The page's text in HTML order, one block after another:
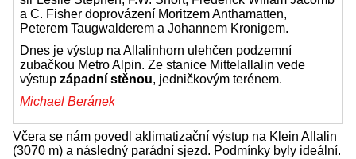
a C. Fisher doprovázení Moritzem Anthamatten,
Peterem Taugwalderem a Johannem Kronigem.
Dnes je výstup na Allalinhorn ulehčen podzemní
zubačkou Metro Alpin. Ze stanice Mittelallalin vede
výstup západní stěnou, jedničkovým terénem.
Michael Beránek
Včera se nám povedl aklimatizační výstup na Klein Allalin
(3070 m) a následný parádní sjezd. Podmínky byly ideální.